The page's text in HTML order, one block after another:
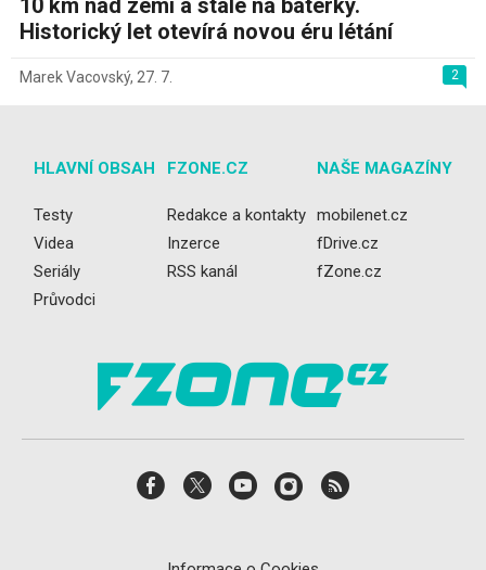
10 km nad zemí a stále na baterky.
Historický let otevírá novou éru létání
2
Marek Vacovský, 27. 7.
HLAVNÍ OBSAH
Testy
Videa
Seriály
Průvodci
FZONE.CZ
Redakce a kontakty
Inzerce
RSS kanál
NAŠE MAGAZÍNY
mobilenet.cz
fDrive.cz
fZone.cz